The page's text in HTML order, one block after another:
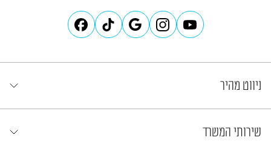
ניווט מהיר
שירותי המשרד